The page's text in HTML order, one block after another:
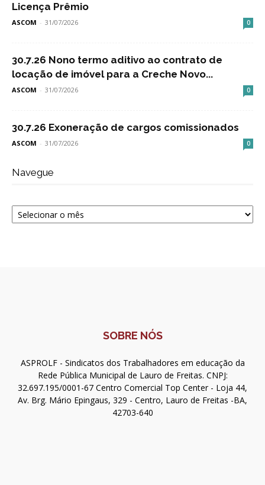
Licença Prêmio
ASCOM - 31/07/2026 0
30.7.26 Nono termo aditivo ao contrato de
locação de imóvel para a Creche Novo...
ASCOM - 31/07/2026 0
30.7.26 Exoneração de cargos comissionados
ASCOM - 31/07/2026 0
Navegue
Navegue
SOBRE NÓS
ASPROLF - Sindicatos dos Trabalhadores em educação da
Rede Pública Municipal de Lauro de Freitas. CNPJ:
32.697.195/0001-67 Centro Comercial Top Center - Loja 44,
Av. Brg. Mário Epingaus, 329 - Centro, Lauro de Freitas -BA,
42703-640